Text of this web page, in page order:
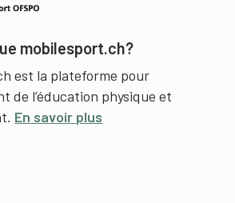
mobilesport.ch?
est la plateforme pour
de l’éducation physique et
En savoir plus